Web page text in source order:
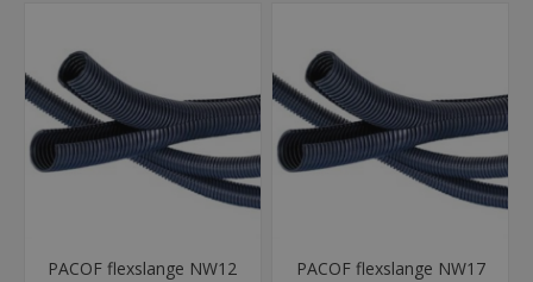
PACOF flexslange NW12
PACOF flexslange NW17